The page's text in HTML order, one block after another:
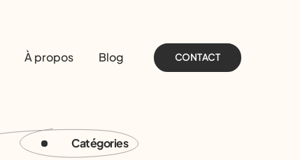
À propos Blog CONTACT
Catégories